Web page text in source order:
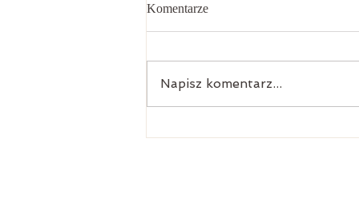
Komentarze
Napisz komentarz...